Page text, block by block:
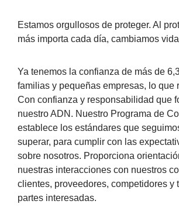
Estamos orgullosos de proteger. Al
más importa cada día, cambiamos
Ya tenemos la confianza de más de
familias y pequeñas empresas, lo que
Con confianza y responsabilidad que
nuestro ADN. Nuestro Programa de
establece los estándares que
superar, para cumplir con las
sobre nosotros. Proporciona
nuestras interacciones con nuestros
clientes, proveedores, competidores y
partes interesadas.